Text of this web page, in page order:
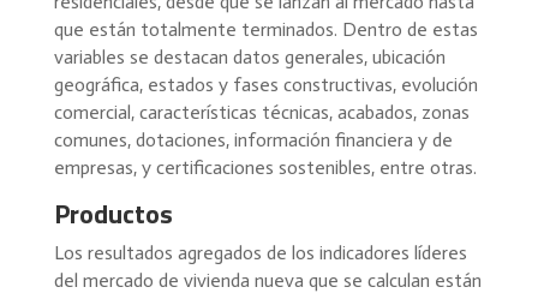
que están totalmente terminados. Dentro de estas
variables se destacan datos generales, ubicación
geográfica, estados y fases constructivas, evolución
comercial, características técnicas, acabados, zonas
comunes, dotaciones, información financiera y de
empresas, y certificaciones sostenibles, entre otras.
Productos
Los resultados agregados de los indicadores líderes
del mercado de vivienda nueva que se calculan están